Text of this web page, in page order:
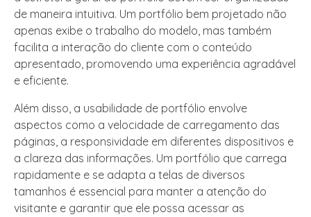
de maneira intuitiva. Um portfólio bem projetado não
apenas exibe o trabalho do modelo, mas também
facilita a interação do cliente com o conteúdo
apresentado, promovendo uma experiência agradável
e eficiente.
Além disso, a usabilidade de portfólio envolve
aspectos como a velocidade de carregamento das
páginas, a responsividade em diferentes dispositivos e
a clareza das informações. Um portfólio que carrega
rapidamente e se adapta a telas de diversos
tamanhos é essencial para manter a atenção do
visitante e garantir que ele possa acessar as